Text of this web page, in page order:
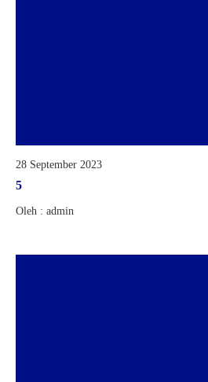
28 September 2023
5
Oleh : admin